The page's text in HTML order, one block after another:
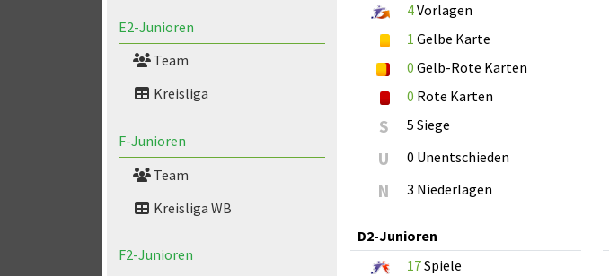
E2-Junioren
Team
Kreisliga
F-Junioren
Team
Kreisliga WB
F2-Junioren
4Vorlagen
1 Gelbe Karte
0 Gelb-Rote Karten
0 Rote Karten
S 5 Siege
U 0 Unentschieden
N 3 Niederlagen
D2-Junioren
17Spiele